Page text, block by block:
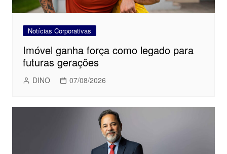
Notícias Corporativas
Imóvel ganha força como legado para
futuras gerações
DINO 07/08/2026